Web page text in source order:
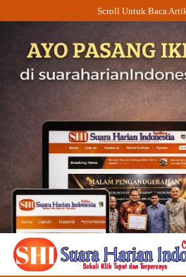
ke
Scroll Untuk Baca